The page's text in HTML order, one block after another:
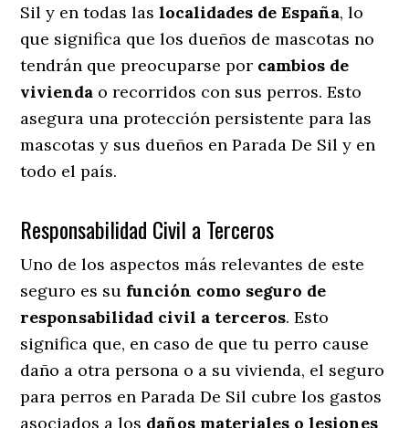
Sil y en todas laslocalidades de España, lo
que significa que los dueños de mascotas no
tendrán que preocuparse por cambios de
vivienda o recorridos con sus perros. Esto
asegura una protección persistente para las
mascotas y sus dueños en Parada De Sil y en
todo el país.
Responsabilidad Civil a Terceros
Uno de los aspectos más relevantes de este
seguro es su función como seguro de
responsabilidad civil a terceros. Esto
significa que, en caso de que tu perro cause
daño a otra persona o a su vivienda, el seguro
para perros en Parada De Sil cubre los gastos
asociados a los daños materiales o lesiones